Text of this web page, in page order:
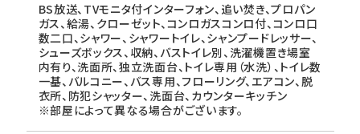
BS放送、TVモニタ付インターフォン、追い焚き、プロパン
ガス、給湯、クローゼット、コンロガスコンロ付、コンロ口
数二口、シャワー、シャワートイレ、シャンプードレッサー、
シューズボックス、収納、バストイレ別、洗濯機置き場室
内有り、洗面所、独立洗面台、トイレ専用（水洗）、トイレ数
一基、バルコニー、バス専用、フローリング、エアコン、脱
衣所、防犯シャッター、洗面台、カウンターキッチン
※部屋によって異なる場合がございます。